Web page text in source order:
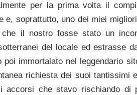
per la prima volta il
e, soprattutto, uno dei miei
il nostro fosse stato un
del locale ed estrasse
immortalato nel leggendario
richiesta dei suoi tantissimi
accorsi che stavo rischiando di